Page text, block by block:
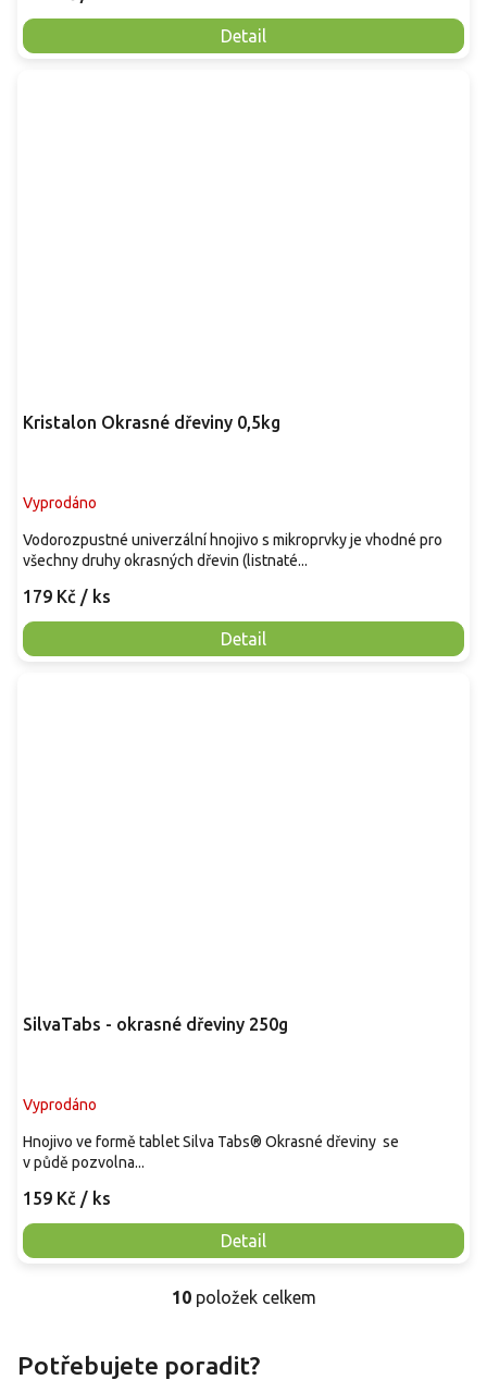
Detail
Kristalon Okrasné dřeviny 0,5kg
Vyprodáno
179 Kč / ks
Detail
Vodorozpustné univerzální hnojivo s mikroprvky je vhodné pro
všechny druhy okrasných dřevin (listnaté...
SilvaTabs - okrasné dřeviny 250g
Vyprodáno
159 Kč / ks
Detail
Hnojivo ve formě tablet Silva Tabs® Okrasné dřeviny se
v půdě pozvolna...
O
á
10položek celkem
Potřebujete poradit?